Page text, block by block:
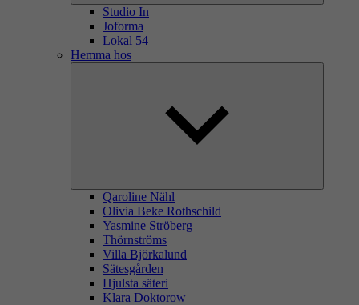
Studio In
Joforma
Lokal 54
Hemma hos
Qaroline Nähl
Olivia Beke Rothschild
Yasmine Ströberg
Thörnströms
Villa Björkalund
Sätesgården
Hjulsta säteri
Klara Doktorow